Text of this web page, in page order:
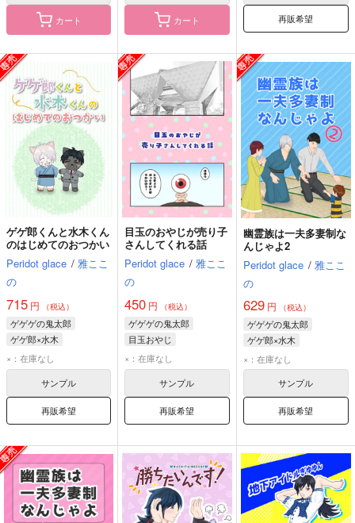
カート カート 再販希望
ゲゲ郎くんと水木くん
のはじめてのおつかい
Peridot glace / 雅ここ
の
715 円 （税込）
ゲゲゲの鬼太郎
ゲゲ郎×水木
×：在庫なし
サンプル
再販希望
目玉のおやじが売り子
さんしてくれる話
Peridot glace / 雅ここ
の
450 円 （税込）
ゲゲゲの鬼太郎
目玉おやじ
×：在庫なし
サンプル
再販希望
幽霊族は一夫多妻制な
んじゃよ2
Peridot glace / 雅ここ
の
629円 （税込）
ゲゲゲの鬼太郎
ゲゲ郎×水木
×：在庫なし
サンプル
再販希望